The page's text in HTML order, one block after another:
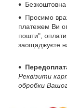
Безкоштовна
Просимо
платежем Ви
пошти",
заощаджуєте
Реквізити
обробки